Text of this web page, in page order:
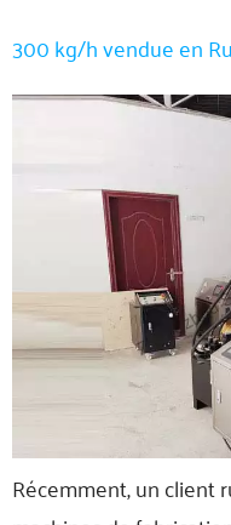
300 kg/h vendue en
Récemment, un client